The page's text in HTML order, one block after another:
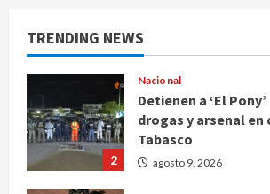
TRENDING NEWS
1
2
Nacional
Detienen a ‘El
drogas y arsenal en
Tabasco
agosto 9, 2026